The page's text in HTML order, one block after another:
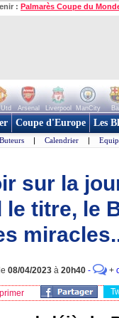
: Palmarès Coupe du
Arsenal Liverpool ManCity
Coupe d'Europe Les
Buteurs | Calendrier |
sur la
le titre, le
08/04/2023 à 20h40 - +